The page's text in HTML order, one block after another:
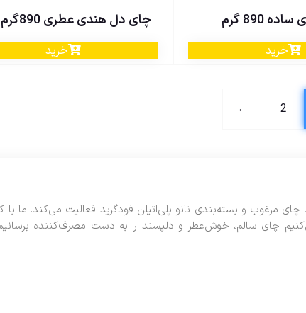
890 گرم
خرید
چای دل هندی عطری 890گرم
خرید
2
←
مراغه، از سال ۱۳۹۲ با تمرکز بر تولید چای مرغوب و بسته‌بندی نانو پلی‌اتیلن فودگرید فعالیت می‌کند.
چای سالم، خوش‌عطر و دلپسند را به دست مصرف‌کننده